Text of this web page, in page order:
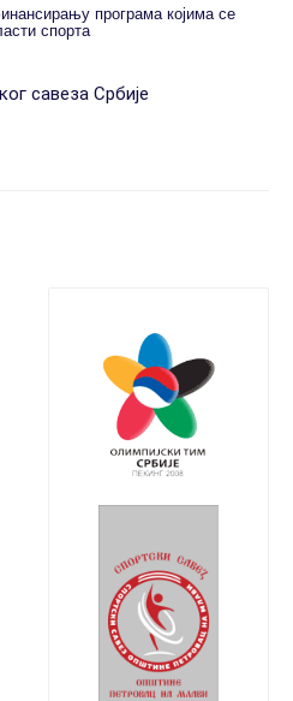
програма којима се
спорта
савеза Србије